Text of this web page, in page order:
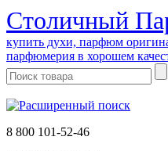
Cтоличный
купить духи, парфюм
парфюмерия в хорошем
8 800 101-52-46